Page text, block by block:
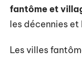
fantôme et
les décennies
Les villes